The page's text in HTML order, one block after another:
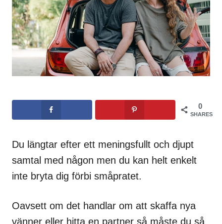
0
SHARES
Du längtar efter ett meningsfullt och djupt
samtal med någon men du kan helt enkelt
inte bryta dig förbi småpratet.
Oavsett om det handlar om att skaffa nya
vänner eller hitta en partner så måste du så